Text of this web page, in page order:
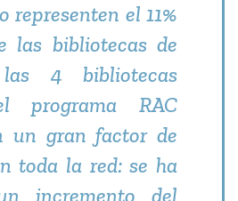
representen el 11%
las bibliotecas de
4 bibliotecas
programa RAC
un gran factor de
toda la red: se ha
incremento del